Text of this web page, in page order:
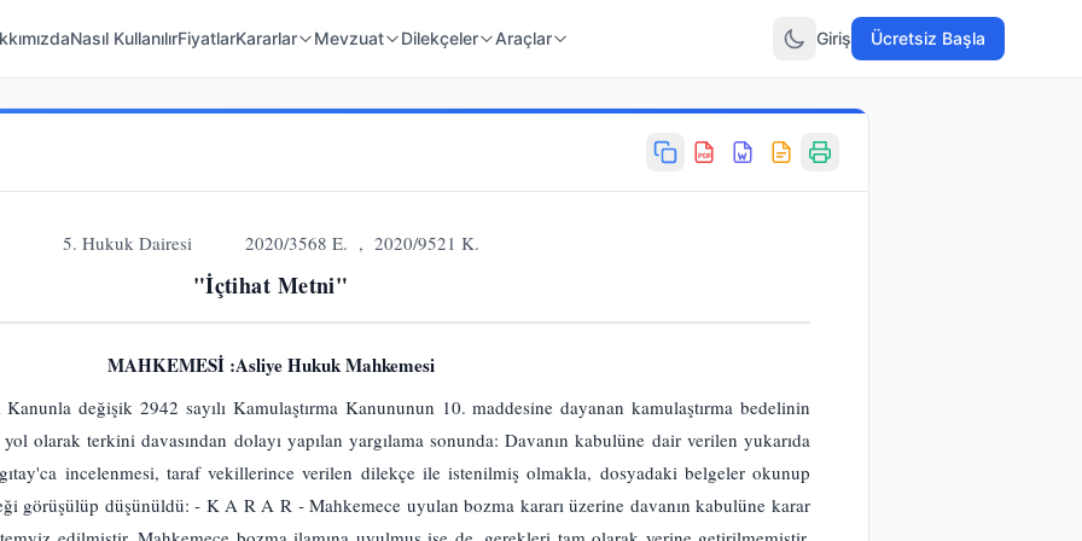
Nasıl KullanılırFiyatlarKararlar Mevzuat Dilekçeler Araçlar Giriş Ücretsiz Başla
PDF
5. Hukuk Dairesi 2020/3568 E. , 2020/9521 K.
"İçtihat Metni"
MAHKEMESİ :Asliye Hukuk Mahkemesi
Kanunla değişik 2942 sayılı Kamulaştırma Kanununun 10. maddesine dayanan kamulaştırma bedelinin
yol olarak terkini davasından dolayı yapılan yargılama sonunda: Davanın kabulüne dair verilen yukarıda
incelenmesi, taraf vekillerince verilen dilekçe ile istenilmiş olmakla, dosyadaki belgeler okunup
görüşülüp düşünüldü: - K A R A R - Mahkemece uyulan bozma kararı üzerine davanın kabulüne karar